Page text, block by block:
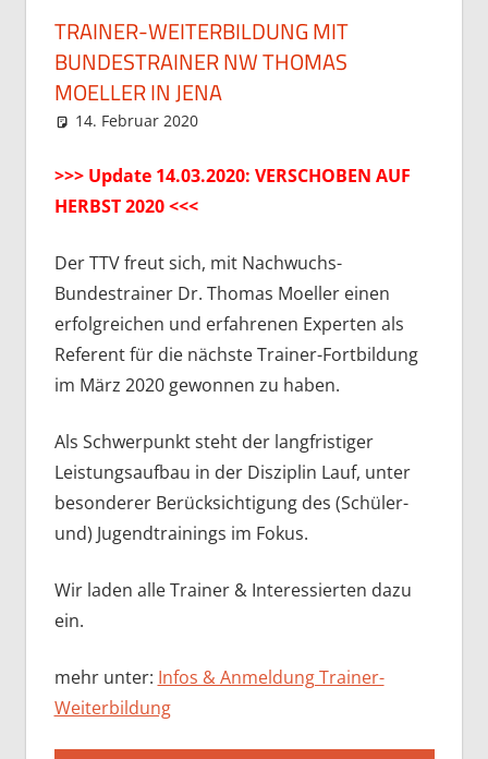
TRAINER-WEITERBILDUNG MIT
BUNDESTRAINER NW THOMAS
MOELLER IN JENA
14. Februar 2020
>>> Update 14.03.2020: VERSCHOBEN AUF
HERBST 2020 <<<
Der TTV freut sich, mit Nachwuchs-
Bundestrainer Dr. Thomas Moeller einen
erfolgreichen und erfahrenen Experten als
Referent für die nächste Trainer-Fortbildung
im März 2020 gewonnen zu haben.
Als Schwerpunkt steht der langfristiger
Leistungsaufbau in der Disziplin Lauf, unter
besonderer Berücksichtigung des (Schüler-
und) Jugendtrainings im Fokus.
Wir laden alle Trainer & Interessierten dazu
ein.
mehr unter: Infos & Anmeldung Trainer-
Weiterbildung